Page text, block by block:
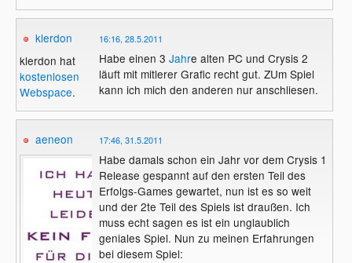
klerdon
klerdon hat
kostenlosen
Webspace.
16:16, 28.5.2011
Habe einen 3 Jahre alten PC und Crysis 2
läuft mit mitlerer Grafic recht gut. ZUm Spiel
kann ich mich den anderen nur anschliesen.
aeneon 17:46, 31.5.2011
Habe damals schon ein Jahr vor dem Crysis 1
Release gespannt auf den ersten Teil des
Erfolgs-Games gewartet, nun ist es so weit
und der 2te Teil des Spiels ist draußen. Ich
muss echt sagen es ist ein unglaublich
geniales Spiel. Nun zu meinen Erfahrungen
bei diesem Spiel: